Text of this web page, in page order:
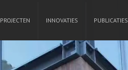
PROJECTEN INNOVATIES PUBLICATIES